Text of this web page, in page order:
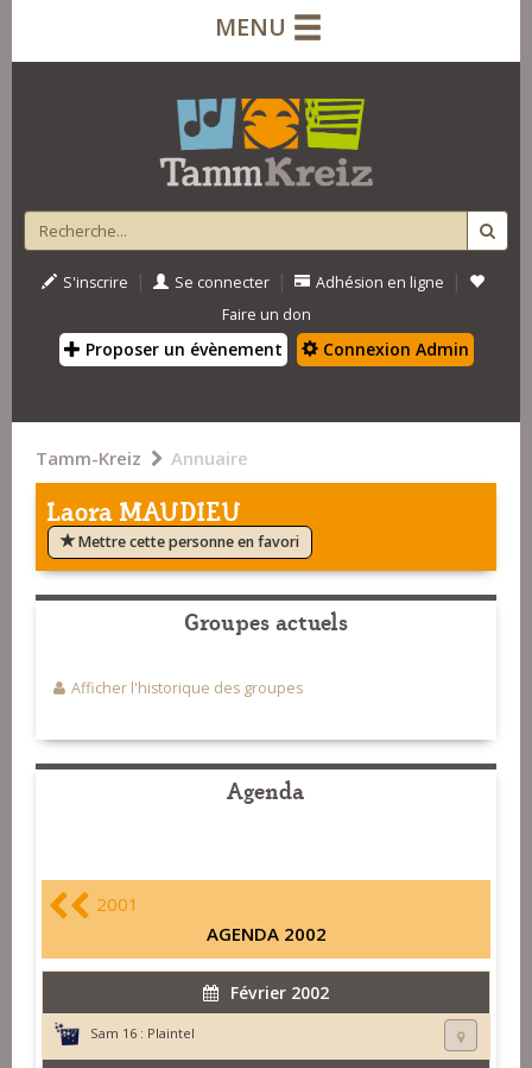
MENU
S'inscrire | Se connecter | Adhésion en ligne |
Faire un don
Proposer un évènement Connexion Admin
Tamm-Kreiz Annuaire
Laora MAUDIEU
Mettre cette personne en favori
Groupes actuels
Afficher l'historique des groupes
Agenda
2001
AGENDA 2002
Février 2002
Sam 16 : Plaintel